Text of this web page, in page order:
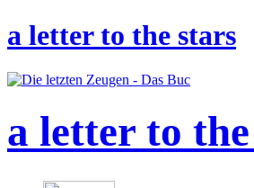
a letter to the stars
a letter to